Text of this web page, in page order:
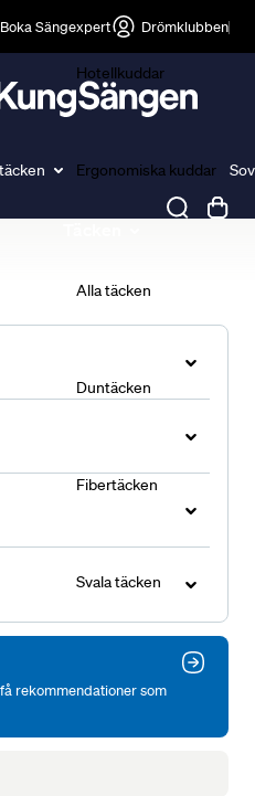
Boka Sängexpert Drömklubben
Hotellkuddar
Ergonomiska kuddar
Alla täcken
Duntäcken
Fibertäcken
Svala täcken
rekommendationer som